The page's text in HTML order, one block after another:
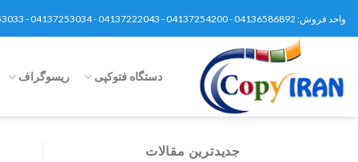
واحد فروش: 04136586892 - 04137254200 - 04137222043 - 04137253034 - 04137253033 - 04137252392 - 09148659399 - 09120370093 | تلگرام 09148659399
دستگاه فتوکپی ریسوگراف
جدیدترین مقالات